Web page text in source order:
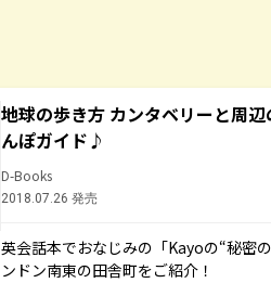
地球の歩き方 カンタベリーと周
んぽガイド♪
D-Books
2018.07.26 発売
英会話本でおなじみの「Kayoの“秘密
ンドン南東の田舎町をご紹介！